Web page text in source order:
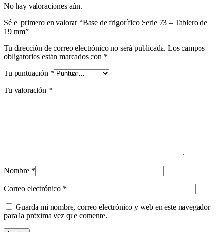
No hay valoraciones aún.
Sé el primero en valorar “Base de frigorífico Serie 73 – Tablero de
19 mm”
Tu dirección de correo electrónico no será publicada. Los campos
obligatorios están marcados con *
Tu puntuación *
Tu valoración *
Nombre *
Correo electrónico *
Guarda mi nombre, correo electrónico y web en este navegador
para la próxima vez que comente.